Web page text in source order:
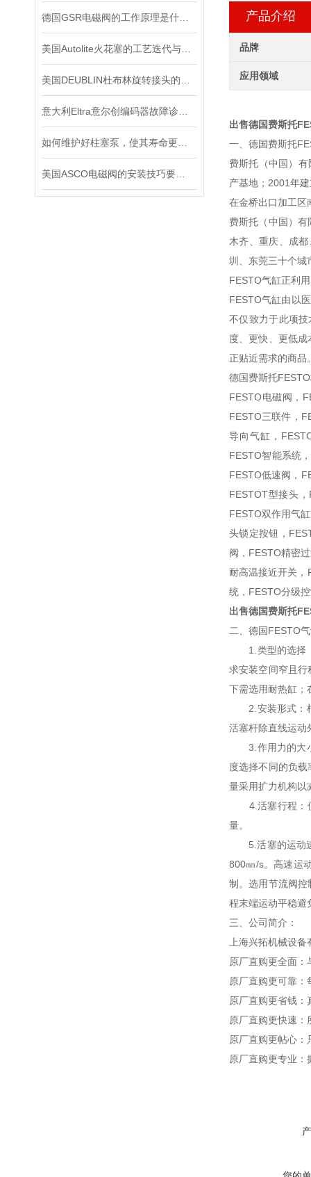
产品介绍
品牌
应用领域
出售德国费斯托
一、德国费斯托
费斯托（中国）
产基地；2001年
在金桥出口加工区
费斯托（中国）
木齐、重庆、成
圳、东莞三十个城
FESTO气缸正利
FESTO气缸由以
不仅致力于此项
度、更快、更低
正贴近需求的商品
德国费斯托
FESTO电磁阀，
FESTO三联件，
导向气缸，
FESTO智能系统
FESTO低速阀，
FESTOT型接头
FESTO双作用气
头锁定按钮，
阀，FESTO精密
耐高温接近开关
统，FESTO分级
出售德国费斯托
二、德国FESTO
1.类型的选择：
求安装空间窄且
下需选用耐热缸；
2.安装形式：根
活塞杆除直线运动
3.作用力的大小
度选择不同的负
量采用扩力机构以
4.活塞行程：使
量。
5.活塞的运动速
800㎜/s。高速运
制。选用节流阀
程末端运动平稳避
三、公司简介：
上海兴拓机械设
原厂直购更全面
原厂直购更可靠
原厂直购更省钱
原厂直购更快速
原厂直购更帖心
原厂直购更专业